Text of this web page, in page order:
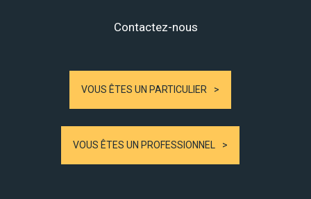
Contactez-nous
VOUS ÊTES UN PARTICULIER
VOUS ÊTES UN PROFESSIONNEL